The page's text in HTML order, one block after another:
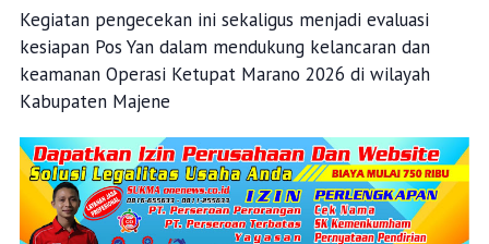
Kegiatan pengecekan ini sekaligus menjadi evaluasi
kesiapan Pos Yan dalam mendukung kelancaran dan
keamanan Operasi Ketupat Marano 2026 di wilayah
Kabupaten Majene